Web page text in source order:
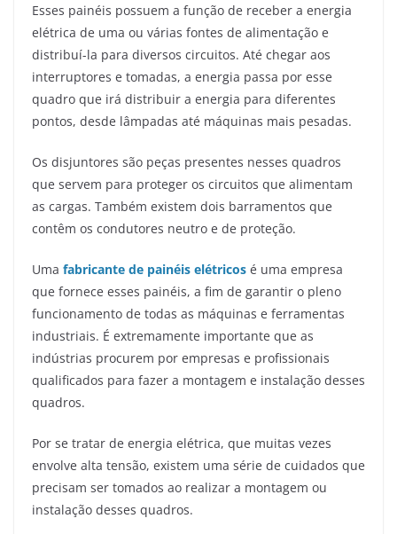
Esses painéis possuem a função de receber a energia
elétrica de uma ou várias fontes de alimentação e
distribuí-la para diversos circuitos. Até chegar aos
interruptores e tomadas, a energia passa por esse
quadro que irá distribuir a energia para diferentes
pontos, desde lâmpadas até máquinas mais pesadas.
Os disjuntores são peças presentes nesses quadros
que servem para proteger os circuitos que alimentam
as cargas. Também existem dois barramentos que
contêm os condutores neutro e de proteção.
Uma fabricante de painéis elétricos é uma empresa
que fornece esses painéis, a fim de garantir o pleno
funcionamento de todas as máquinas e ferramentas
industriais. É extremamente importante que as
indústrias procurem por empresas e profissionais
qualificados para fazer a montagem e instalação desses
quadros.
Por se tratar de energia elétrica, que muitas vezes
envolve alta tensão, existem uma série de cuidados que
precisam ser tomados ao realizar a montagem ou
instalação desses quadros.